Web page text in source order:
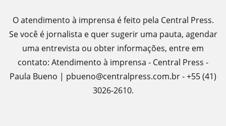
O atendimento à imprensa é feito pela Central Press.
Se você é jornalista e quer sugerir uma pauta, agendar
uma entrevista ou obter informações, entre em
contato: Atendimento à imprensa - Central Press -
Paula Bueno | pbueno@centralpress.com.br - +55 (41)
3026-2610.